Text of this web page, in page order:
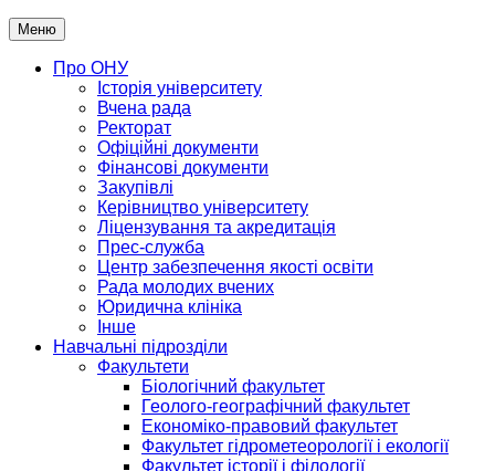
Меню
Про ОНУ
Історія університету
Вчена рада
Ректорат
Офіційні документи
Фінансові документи
Закупівлі
Керівництво університету
Ліцензування та акредитація
Прес-служба
Центр забезпечення якості освіти
Рада молодих вчених
Юридична клініка
Інше
Навчальні підрозділи
Факультети
Біологічний факультет
Геолого-географічний факультет
Економіко-правовий факультет
Факультет гідрометеорології і екології
Факультет історії і філології